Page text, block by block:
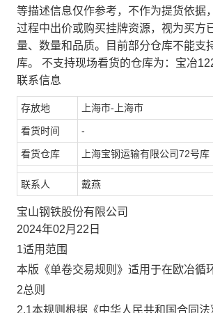
等描述信息仅作参考，不作为提货依据
过程中出价或购买挂牌资源，视为买方
量、数量和品质。目前部分仓库不能支
库。 不支持现场看货的仓库为：宝冶
联系信息
存放地 上海市-上海市
看货时间 -
看货仓库 上海宝钢运输有限公司72号库
联系人 戴燕
宝山钢铁股份有限公司
2024年02月22日
1适用范围
本版《单卷交易规则》适用于在欧冶循
2总则
2.1本规则根据《中华人民共和国合同法